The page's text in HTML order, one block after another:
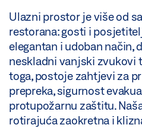
Ulazni prostor je više od
restorana: gosti i
elegantan i udoban način,
neskladni vanjski zvukovi
toga, postoje zahtjevi za
prepreka, sigurnost
protupožarnu zaštitu.
rotirajuća zaokretna i